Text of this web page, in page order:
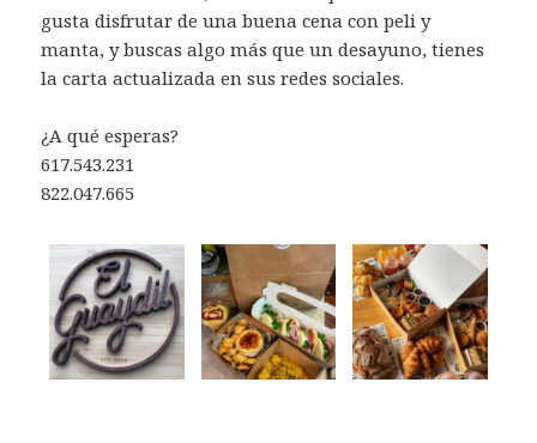
gusta disfrutar de una buena cena con peli y
manta, y buscas algo más que un desayuno, tienes
la carta actualizada en sus redes sociales.
¿A qué esperas?
617.543.231
822.047.665